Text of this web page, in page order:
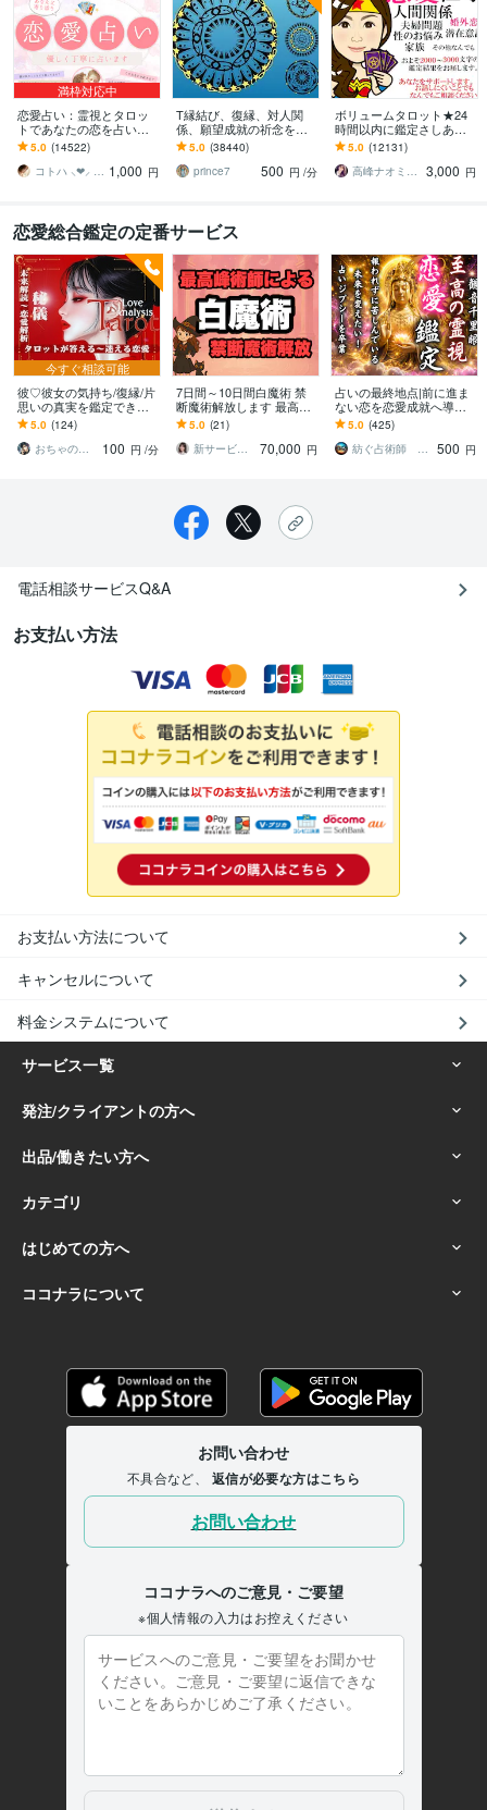
満枠対応中
恋愛占い：霊視とタロッ
トであなたの恋を占いま
す 復縁・片想い・複雑
愛・夫婦問題…お悩みに
優しく寄り添います♡
5.0 (14522)
コトハ ⸜❤︎⸝ 新サービス提供開始✨️ 1,000 円
T縁結び、復縁、対人関
係、願望成就の祈念を承
ります 対象者の思いと状
況、対象者との対話、祈
念
5.0 (38440)
prince7
500 円 /分
ボリュームタロット★24
時間以内に鑑定さしあげ
ます 3000文字以上の鑑定
★希望者のみ一部カード
開示サービスあり
5.0 (12131)
高峰ナオミ タロット占い師
3,000 円
恋愛総合鑑定の定番サービス
今すぐ相談可能
彼♡彼女の気持ち/復縁/片
思いの真実を鑑定できま
す ★不安で眠れない夜を
終わりに！★秘儀恋愛タ
ロットが導く幸せ！
5.0 (124)
おちゃのこ（御茶乃子祭々）
100 円 /分
7日間～10日間白魔術 禁
断魔術解放します 最高峰
魔術師にしか出来ない白
魔術 人数制限あり
5.0 (21)
新サービス出品 恋愛鑑定施術師 秋 琴音
70,000 円
占いの最終地点|前に進ま
ない恋を恋愛成就へ導き
ます 彼の本音、不倫、復
縁、出会い、結婚、ツイ
ンレイなど恋愛全般
5.0 (425)
紡ぐ占術師 宗馬【観音千里眼×呪術】
500 円
電話相談サービスQ&A
お支払い方法
お支払い方法について
キャンセルについて
料金システムについて